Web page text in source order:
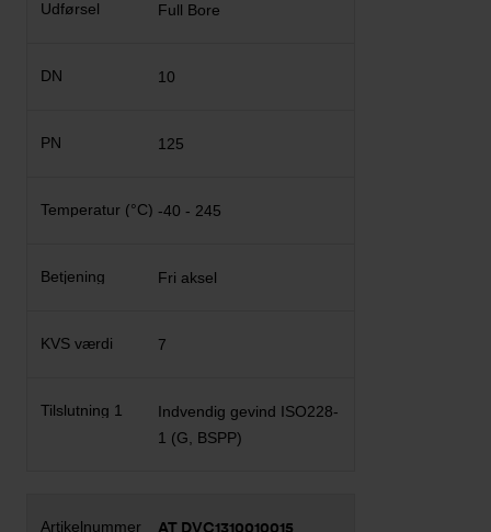
Full Bore
10
125
-40 - 245
Fri aksel
7
Indvendig gevind ISO228-
1 (G, BSPP)
AT DVC1310010015